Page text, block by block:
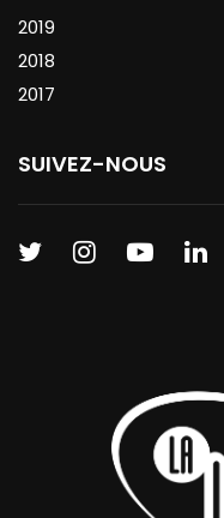
2019
2018
2017
SUIVEZ-NOUS